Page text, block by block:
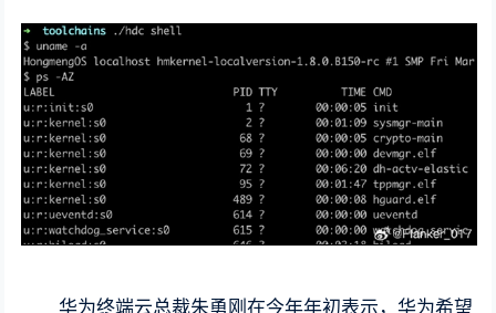
华为终端云总裁朱勇刚在今年年初表示，华为希望